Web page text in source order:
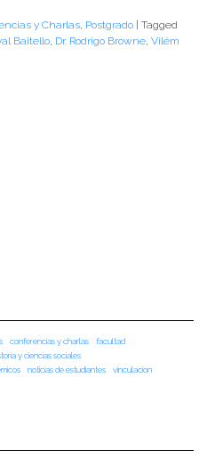
y Charlas, Postgrado
Tagged
Baitello, Dr. Rodrigo Browne, Vilém
conferencias y charlas
facultad
y ciencias sociales
noticias de estudiantes
vinculacion